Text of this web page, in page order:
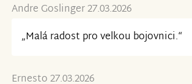
Andre Goslinger 27.03.2026
„Malá radost pro velkou bojovnici.“
Ernesto 27.03.2026